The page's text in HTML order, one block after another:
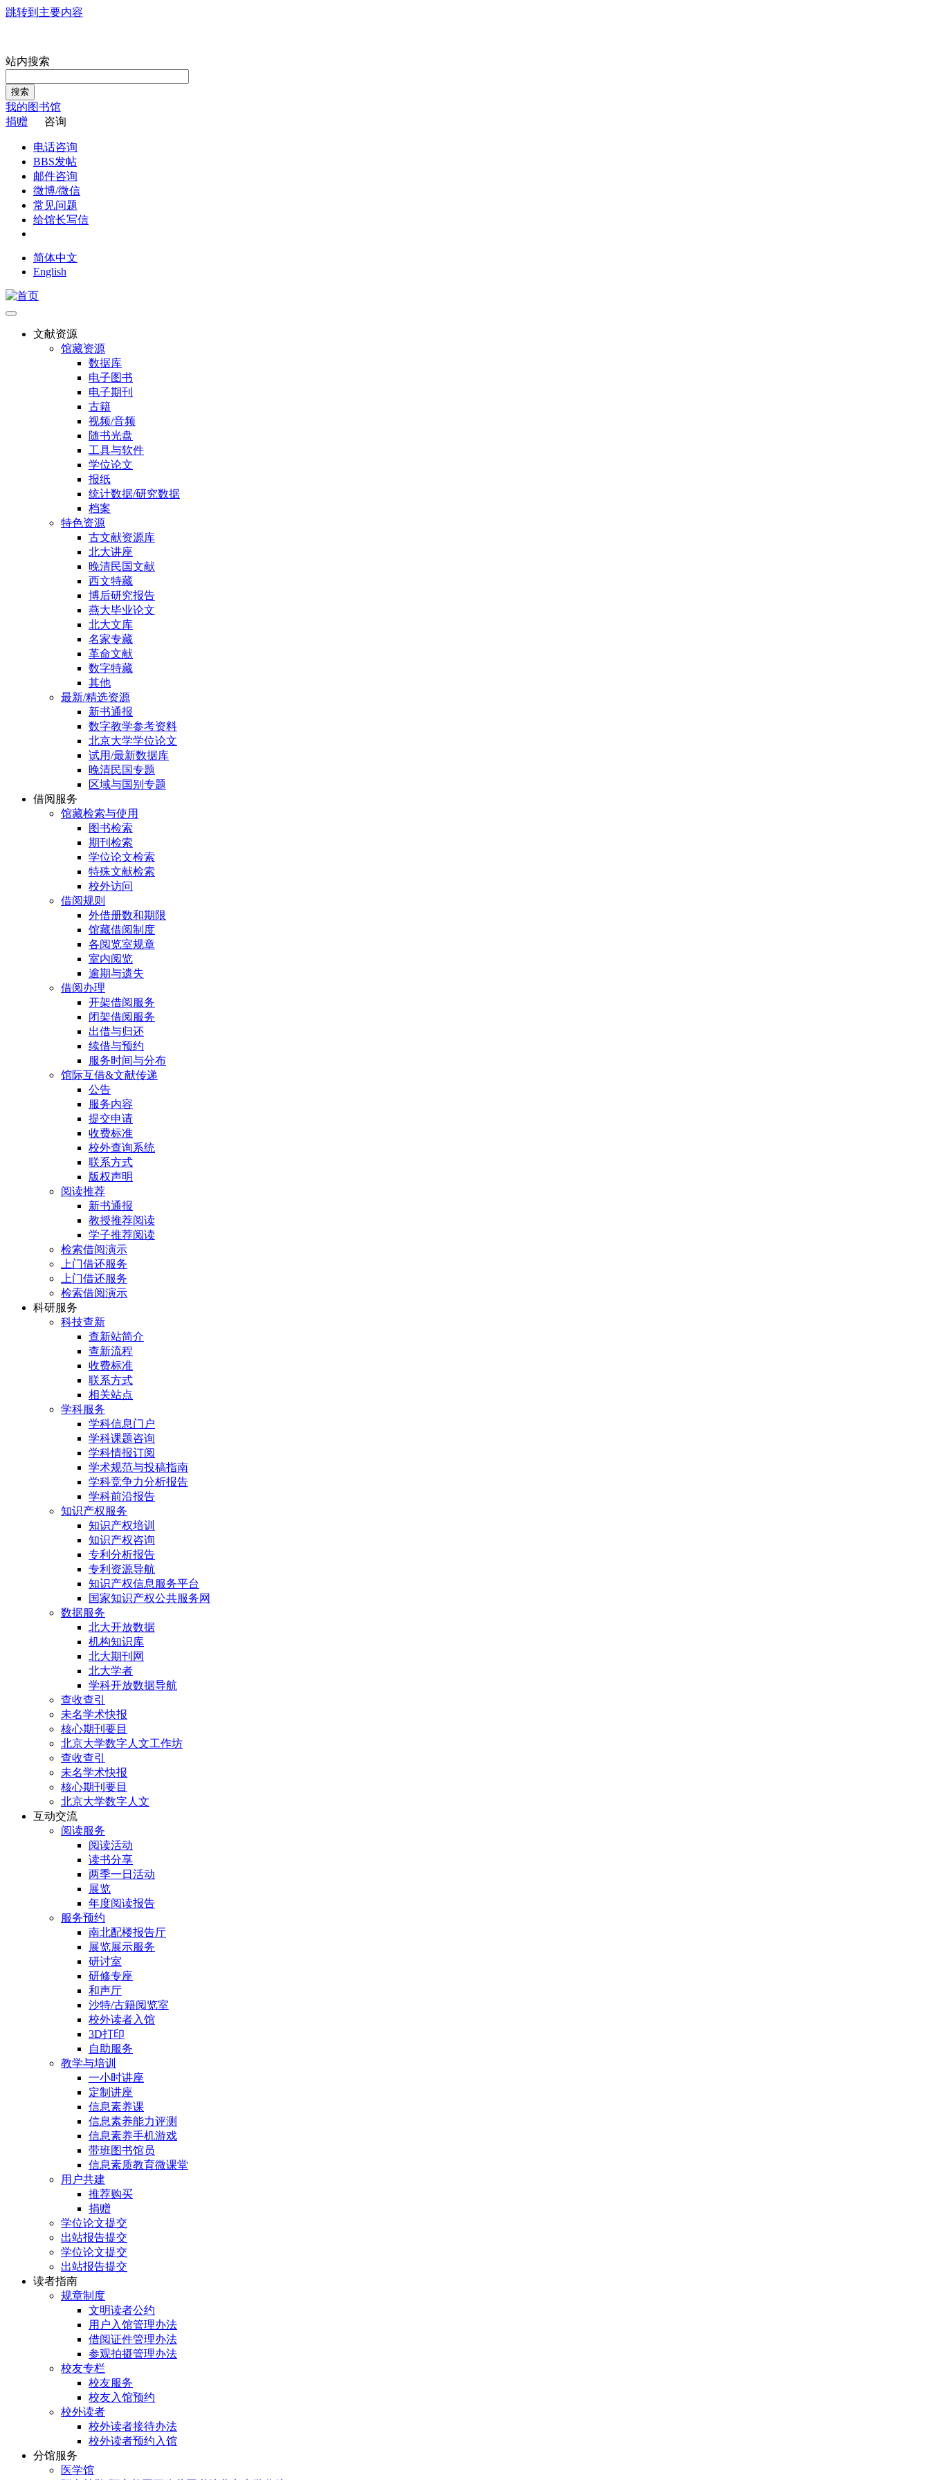
跳转到主要内容
站内搜索
搜索
我的图书馆
捐赠
咨询
电话咨询
BBS发帖
邮件咨询
微博/微信
常见问题
给馆长写信
简体中文
English
文献资源
馆藏资源
数据库
电子图书
电子期刊
古籍
视频/音频
随书光盘
工具与软件
学位论文
报纸
统计数据/研究数据
档案
特色资源
古文献资源库
北大讲座
晚清民国文献
西文特藏
博后研究报告
燕大毕业论文
北大文库
名家专藏
革命文献
数字特藏
其他
最新/精选资源
新书通报
数字教学参考资料
北京大学学位论文
试用/最新数据库
晚清民国专题
区域与国别专题
借阅服务
馆藏检索与使用
图书检索
期刊检索
学位论文检索
特殊文献检索
校外访问
借阅规则
外借册数和期限
馆藏借阅制度
各阅览室规章
室内阅览
逾期与遗失
借阅办理
开架借阅服务
闭架借阅服务
出借与归还
续借与预约
服务时间与分布
馆际互借&文献传递
公告
服务内容
提交申请
收费标准
校外查询系统
联系方式
版权声明
阅读推荐
新书通报
教授推荐阅读
学子推荐阅读
检索借阅演示
上门借还服务
上门借还服务
检索借阅演示
科研服务
科技查新
查新站简介
查新流程
收费标准
联系方式
相关站点
学科服务
学科信息门户
学科课题咨询
学科情报订阅
学术规范与投稿指南
学科竞争力分析报告
学科前沿报告
知识产权服务
知识产权培训
知识产权咨询
专利分析报告
专利资源导航
知识产权信息服务平台
国家知识产权公共服务网
数据服务
北大开放数据
机构知识库
北大期刊网
北大学者
学科开放数据导航
查收查引
未名学术快报
核心期刊要目
北京大学数字人文工作坊
查收查引
未名学术快报
核心期刊要目
北京大学数字人文
互动交流
阅读服务
阅读活动
读书分享
两季一日活动
展览
年度阅读报告
服务预约
南北配楼报告厅
展览展示服务
研讨室
研修专座
和声厅
沙特/古籍阅览室
校外读者入馆
3D打印
自助服务
教学与培训
一小时讲座
定制讲座
信息素养课
信息素养能力评测
信息素养手机游戏
带班图书馆员
信息素质教育微课堂
用户共建
推荐购买
捐赠
学位论文提交
出站报告提交
学位论文提交
出站报告提交
读者指南
规章制度
文明读者公约
用户入馆管理办法
借阅证件管理办法
参观拍摄管理办法
校友专栏
校友服务
校友入馆预约
校外读者
校外读者接待办法
校外读者预约入馆
分馆服务
医学馆